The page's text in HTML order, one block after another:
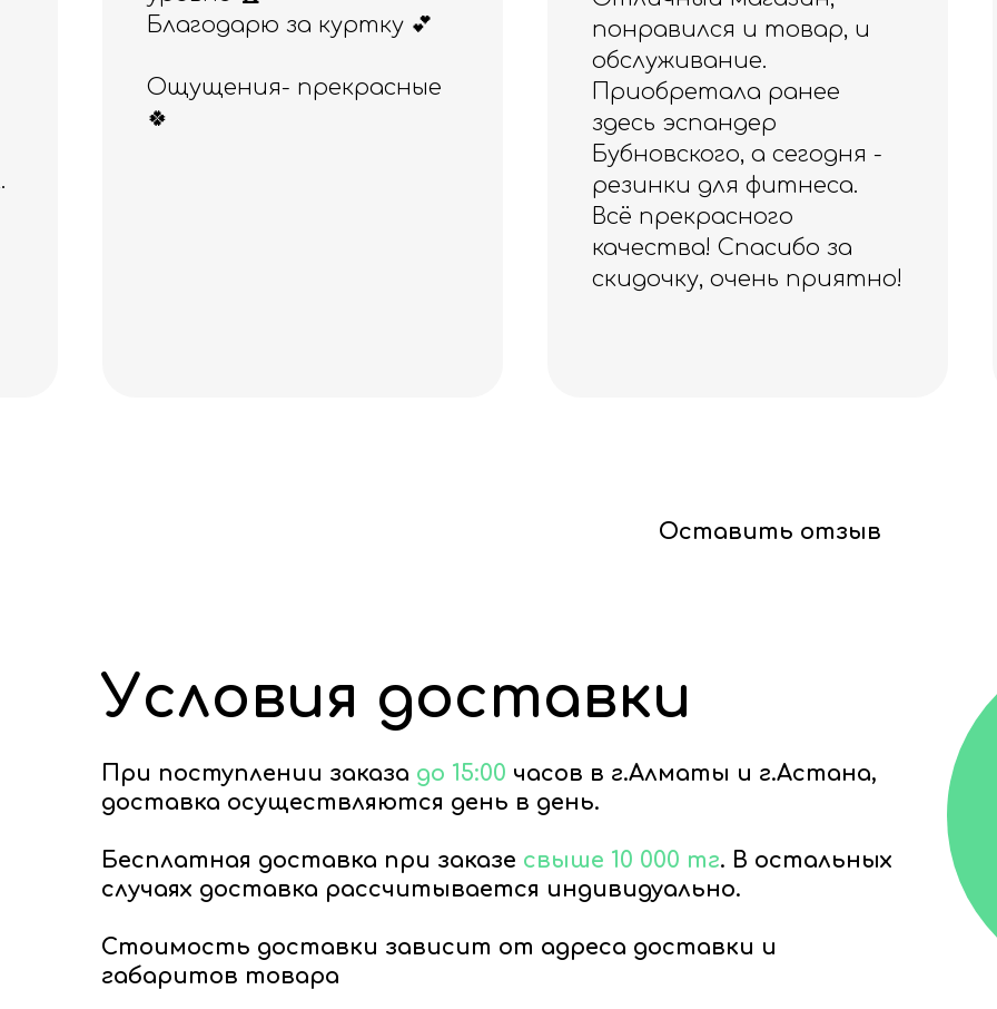
понравился и товар, и
Приобретала ранее
здесь эспандер
и большой выбор
товаров
Оставить отзыв
При поступлении заказа до 15:00 часов в г.Алматы и г.Астана,
доставка осуществляются день в день.
Бесплатная доставка при заказе свыше 10 000 тг. В остальных
случаях доставка рассчитывается индивидуально.
Стоимость доставки зависит от адреса доставки и
габаритов товара
Условия доставки